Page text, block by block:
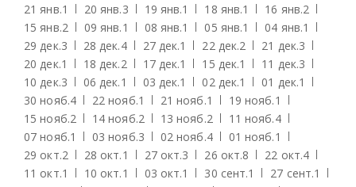
21 янв.1 20 янв.3 19 янв.1 18 янв.1 16 янв.2
15 янв.2 09 янв.1 08 янв.1 05 янв.1 04 янв.1
29 дек.3 28 дек.4 27 дек.1 22 дек.2 21 дек.3
20 дек.1 18 дек.2 17 дек.1 15 дек.1 11 дек.3
10 дек.3 06 дек.1 03 дек.1 02 дек.1 01 дек.1
30 нояб.4 22 нояб.1 21 нояб.1 19 нояб.1
15 нояб.2 14 нояб.2 13 нояб.2 11 нояб.4
07 нояб.1 03 нояб.3 02 нояб.4 01 нояб.1
29 окт.2 28 окт.1 27 окт.3 26 окт.8 22 окт.4
11 окт.1 10 окт.1 03 окт.1 30 сент.1 27 сент.1